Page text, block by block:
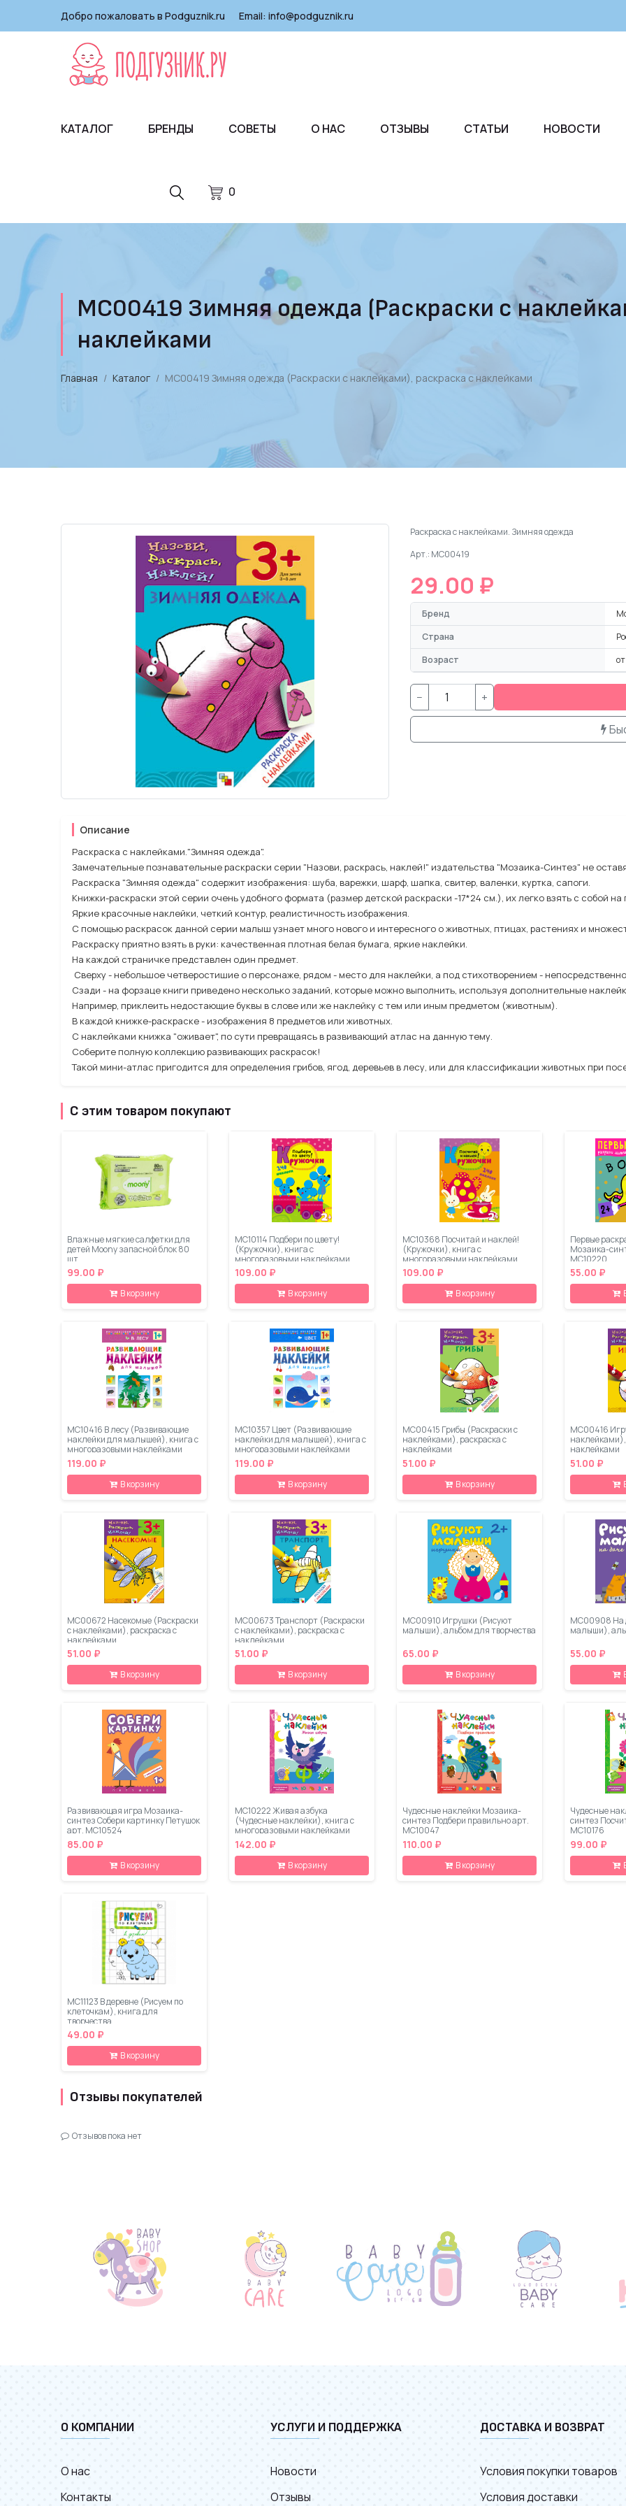
Добро пожаловать в Podguznik.ru Email: info@podguznik.ru
0
КАТАЛОГ БРЕНДЫ СОВЕТЫ О НАС ОТЗЫВЫ СТАТЬИ НОВОСТИ
МС00419 Зимняя одежда (Раскраски с
наклейками
Главная Каталог МС00419 Зимняя одежда (Раскраски с наклейками), раскраска с наклейками
Раскраска с наклейками. Зимняя одежда
Арт.: МС00419
29.00 ₽
Бренд
Страна
Возраст
− +
Описание
Раскраска с наклейками."Зимняя одежда".
Замечательные познавательные раскраски серии "Назови, раскрась, наклей!" издательства "Мозаика-Синтез" не
Раскраска "Зимняя одежда" содержит изображения: шуба, варежки, шарф, шапка, свитер, валенки, куртка, сапоги.
Книжки-раскраски этой серии очень удобного формата (размер детской раскраски -17*24 см.), их легко взять с собой на
Яркие красочные наклейки, четкий контур, реалистичность изображения.
С помощью раскрасок данной серии малыш узнает много нового и интересного о животных, птицах, растениях и
Раскраску приятно взять в руки: качественная плотная белая бумага, яркие наклейки.
На каждой страничке представлен один предмет.
Сверху - небольшое четверостишие о персонаже, рядом - место для наклейки, а под стихотворением -
Сзади - на форзаце книги приведено несколько заданий, которые можно выполнить, используя дополнительные
Например, приклеить недостающие буквы в слове или же наклейку с тем или иным предметом (животным).
В каждой книжке-раскраске - изображения 8 предметов или животных.
С наклейками книжка "оживает", по сути превращаясь в развивающий атлас на данную тему.
Соберите полную коллекцию развивающих раскрасок!
Такой мини-атлас пригодится для определения грибов, ягод, деревьев в лесу, или для классификации животных при
С этим товаром покупают
Влажные мягкие салфетки для
детей Moony запасной блок 80
шт
99.00 ₽
В корзину
МС10114 Подбери по цвету!
(Кружочки), книга с
многоразовыми наклейками
109.00 ₽
В корзину
МС10368 Посчитай и наклей!
(Кружочки), книга с
многоразовыми наклейками
109.00 ₽
В корзину
Первые
Мозаика-
МС10220
55.00 ₽
МС10416 В лесу (Развивающие
наклейки для малышей), книга с
многоразовыми наклейками
119.00 ₽
В корзину
МС10357 Цвет (Развивающие
наклейки для малышей), книга с
многоразовыми наклейками
119.00 ₽
В корзину
МС00415 Грибы (Раскраски с
наклейками), раскраска с
наклейками
51.00 ₽
В корзину
МС00416
наклейками),
наклейками
51.00 ₽
МС00672 Насекомые (Раскраски
с наклейками), раскраска с
наклейками
51.00 ₽
В корзину
МС00673 Транспорт (Раскраски
с наклейками), раскраска с
наклейками
51.00 ₽
В корзину
МС00910 Игрушки (Рисуют
малыши), альбом для творчества
65.00 ₽
В корзину
МС00908 На
малыши),
55.00 ₽
Развивающая игра Мозаика-
синтез Собери картинку Петушок
арт. МС10524
85.00 ₽
В корзину
МС10222 Живая азбука
(Чудесные наклейки), книга с
многоразовыми наклейками
142.00 ₽
В корзину
Чудесные наклейки Мозаика-
синтез Подбери правильно арт.
МС10047
110.00 ₽
В корзину
Чудесные
синтез
МС10176
99.00 ₽
МС11123 В деревне (Рисуем по
клеточкам), книга для
творчества
49.00 ₽
В корзину
Отзывы покупателей
Отзывов пока нет
О КОМПАНИИ
О нас
Контакты
УСЛУГИ И ПОДДЕРЖКА
Новости
Отзывы
ДОСТАВКА И ВОЗВРАТ
Условия покупки товаров
Условия доставки